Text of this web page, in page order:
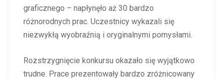
graficznego – napłynęło aż 30 bardzo
różnorodnych prac. Uczestnicy wykazali się
niezwykłą wyobraźnią i oryginalnymi pomysłami.
Rozstrzygnięcie konkursu okazało się wyjątkowo
trudne. Prace prezentowały bardzo zróżnicowany